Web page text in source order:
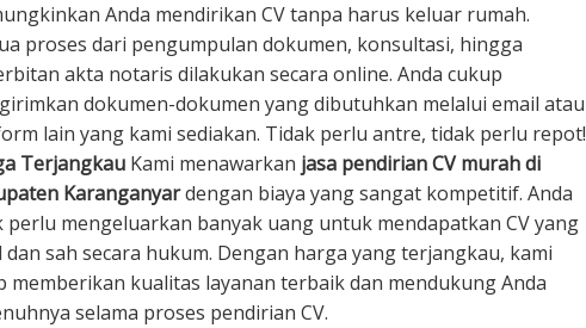
Anda mendirikan CV tanpa harus keluar rumah.
proses dari pengumpulan dokumen, konsultasi, hingga
akta notaris dilakukan secara online. Anda cukup
dokumen-dokumen yang dibutuhkan melalui email atau
lain yang kami sediakan. Tidak perlu antre, tidak perlu repot!
Terjangkau Kami menawarkan jasa pendirian CV murah di
Karanganyardengan biaya yang sangat kompetitif. Anda
perlu mengeluarkan banyak uang untuk mendapatkan CV yang
dan sah secara hukum. Dengan harga yang terjangkau, kami
memberikan kualitas layanan terbaik dan mendukung Anda
selama proses pendirian CV.